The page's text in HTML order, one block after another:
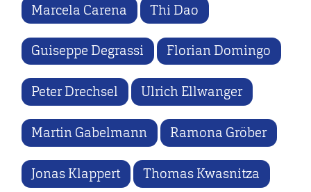
Marcela Carena Thi Dao
Guiseppe Degrassi Florian Domingo
Peter Drechsel Ulrich Ellwanger
Martin Gabelmann Ramona Gröber
Jonas Klappert Thomas Kwasnitza